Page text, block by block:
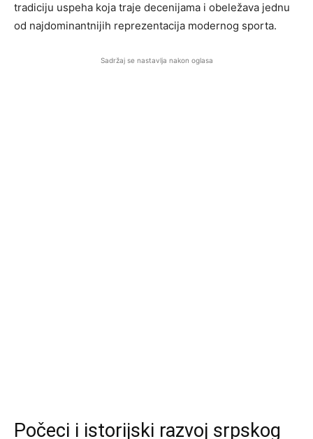
tradiciju uspeha koja traje decenijama i obeležava jednu
od najdominantnijih reprezentacija modernog sporta.
Sadržaj se nastavlja nakon oglasa
Počeci i istorijski razvoj srpskog